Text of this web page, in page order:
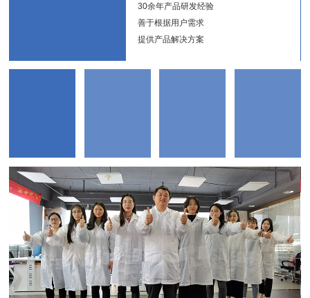
30余年产品研发经验
善于根据用户需求
提供产品解决方案